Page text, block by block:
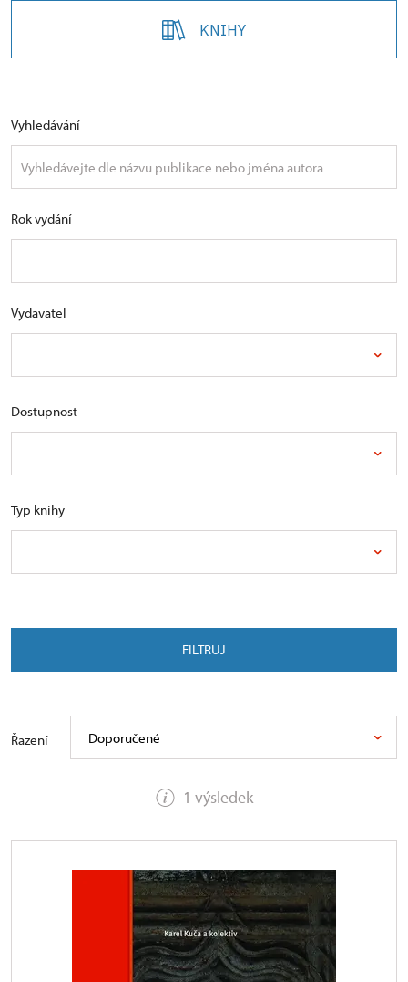
KNIHY
Vyhledávání
Rok vydání
Vydavatel
Dostupnost
Typ knihy
FILTRUJ
1 výsledek
Řazení Doporučené